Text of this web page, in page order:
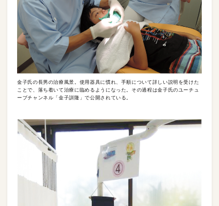
金子氏の長男の治療風景。使用器具に慣れ、手順について詳しい説明を受けた
ことで、落ち着いて治療に臨めるようになった。その過程は金子氏のユーチュ
ーブチャンネル「金子訓隆」で公開されている。